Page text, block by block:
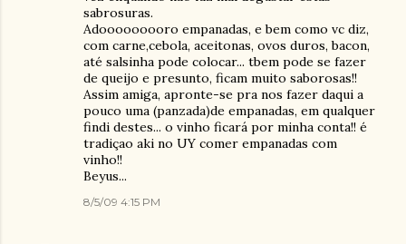
sabrosuras.
Adooooooooro empanadas, e bem como vc diz,
com carne,cebola, aceitonas, ovos duros, bacon,
até salsinha pode colocar... tbem pode se fazer
de queijo e presunto, ficam muito saborosas!!
Assim amiga, apronte-se pra nos fazer daqui a
pouco uma (panzada)de empanadas, em qualquer
findi destes... o vinho ficará por minha conta!! é
tradiçao aki no UY comer empanadas com
vinho!!
Beyus...
8/5/09 4:15 PM